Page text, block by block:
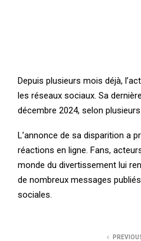
Depuis plusieurs mois déjà,
les réseaux sociaux. Sa
décembre 2024, selon
L’annonce de sa disparition a
réactions en ligne. Fans,
monde du divertissement lui
de nombreux messages
sociales.